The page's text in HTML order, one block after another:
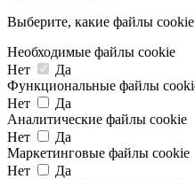
Выберите, какие файлы cookie
Необходимые файлы cookie
Нет
Да
Функциональные файлы
Нет
Да
Аналитические файлы cookie
Нет
Да
Маркетинговые файлы cookie
Нет
Да